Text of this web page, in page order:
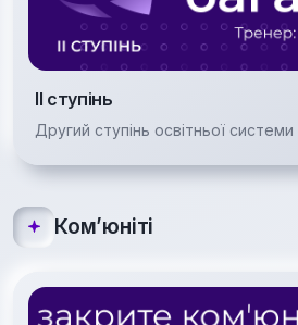
ІІ ступінь
Другий ступінь освітньої системи
Комʼюніті